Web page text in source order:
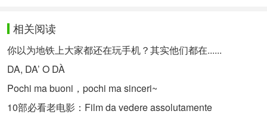
这是一首呱呱舞曲
come un papero che sa
fare solo qua qua qua
piu’ quaquaqua
一只只会叫着呱呱呱的小公鹅
相关阅读
你以为地铁上大家都还在玩手机？其实他们都在......
DA, DA’ O DÀ
Pochi ma buoni，pochi ma sinceri~
10部必看老电影：Film da vedere assolutamente